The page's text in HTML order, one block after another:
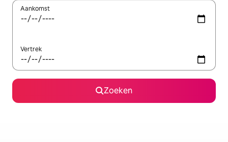
Aankomst
Vertrek
Zoeken